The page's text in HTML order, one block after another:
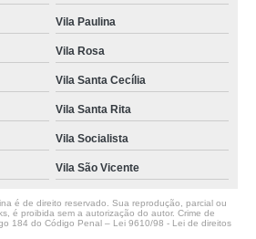
Vila Paulina
Vila Rosa
Vila Santa Cecília
Vila Santa Rita
Vila Socialista
Vila São Vicente
é de direito reservado. Sua reprodução, parcial ou
é proibida sem a autorização do autor. Crime de
184 do Código Penal – Lei 9610/98 - Lei de direitos